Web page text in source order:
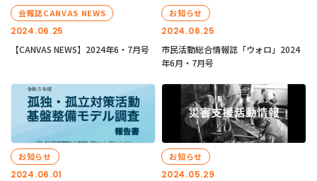
2024.06.25
会報誌CANVAS NEWS
【CANVAS NEWS】2024年6・7月号
2024.06.25
お知らせ
市民活動総合情報誌「ウォロ」2024
年6月・7月号
2024.06.01
お知らせ
2024.05.29
お知らせ